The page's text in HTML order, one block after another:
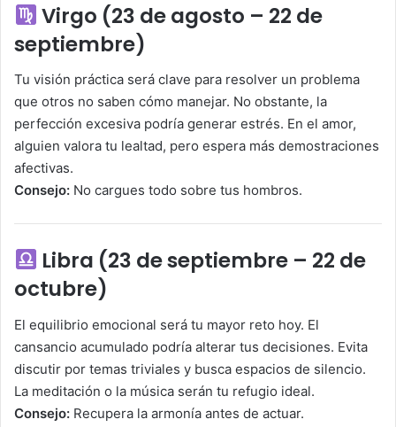
Virgo (23 de agosto – 22 de
septiembre)
Tu visión práctica será clave para resolver un problema
que otros no saben cómo manejar. No obstante, la
perfección excesiva podría generar estrés. En el amor,
alguien valora tu lealtad, pero espera más demostraciones
afectivas.
Consejo: No cargues todo sobre tus hombros.
Libra (23 de septiembre – 22 de
octubre)
El equilibrio emocional será tu mayor reto hoy. El
cansancio acumulado podría alterar tus decisiones. Evita
discutir por temas triviales y busca espacios de silencio.
La meditación o la música serán tu refugio ideal.
Consejo: Recupera la armonía antes de actuar.